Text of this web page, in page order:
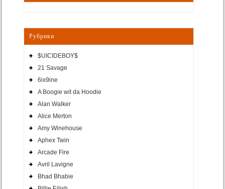
Рубрики
$UICIDEBOY$
21 Savage
6ix9ine
A Boogie wit da Hoodie
Alan Walker
Alice Merton
Amy Winehouse
Aphex Twin
Arcade Fire
Avril Lavigne
Bhad Bhabie